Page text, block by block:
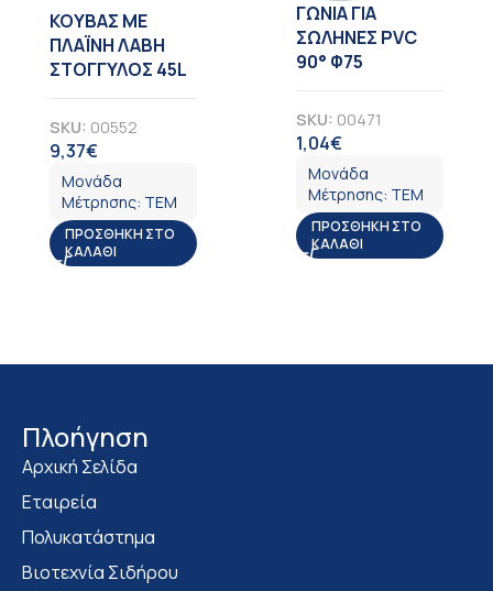
KOYBAΣ ΜΕ
ΠΛΑΪΝΗ ΛΑΒΗ
ΣΤΟΓΓΥΛΟΣ 45L
SKU: 00552
9,37€
Μονάδα
Μέτρησης: ΤΕΜ
ΠΡΟΣΘΉΚΗ ΣΤΟ
ΚΑΛΆΘΙ
ΓΩΝΙΑ ΓΙΑ
ΣΩΛΗΝΕΣ PVC
90° Φ75
SKU: 00471
1,04€
Μονάδα
Μέτρησης: ΤΕΜ
ΠΡΟΣΘΉΚΗ ΣΤΟ
ΚΑΛΆΘΙ
Πλοήγηση
Αρχική Σελίδα
Εταιρεία
Πολυκατάστημα
Bιοτεχνία Σιδήρου